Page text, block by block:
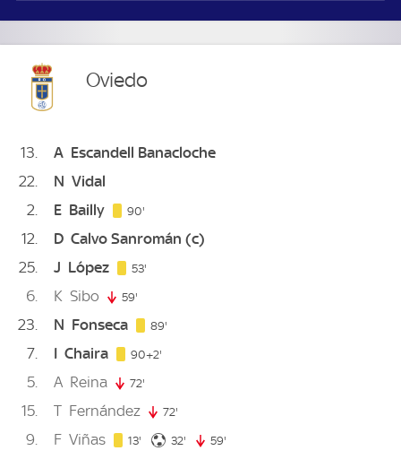
Oviedo
13 A Escandell Banacloche
22
N Vidal
2
E Bailly 90'
12 D Calvo Sanromán (c)
25
J López 53'
6 K Sibo 59'
23 N Fonseca 89'
7 I Chaira 90+2'
5 A Reina 72'
15 T Fernández 72'
9 F Viñas 13' 13. minute
32' 32. minute
59'